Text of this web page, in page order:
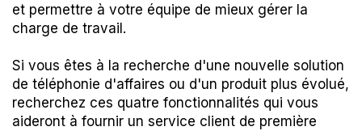
et permettre à votre équipe de mieux gérer la
charge de travail.
Si vous êtes à la recherche d'une nouvelle solution
de téléphonie d'affaires ou d'un produit plus évolué,
recherchez ces quatre fonctionnalités qui vous
aideront à fournir un service client de première